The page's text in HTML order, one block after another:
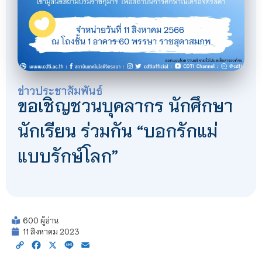
ข่าวประชาสัมพันธ์
ขอเชิญชวนบุคลากร นักศึกษา
นักเรียน ร่วมกัน “บอกรักแม่
แบบรักษ์โลก”
600 ผู้อ่าน
11 สิงหาคม 2023
Copy Facebook
X Line